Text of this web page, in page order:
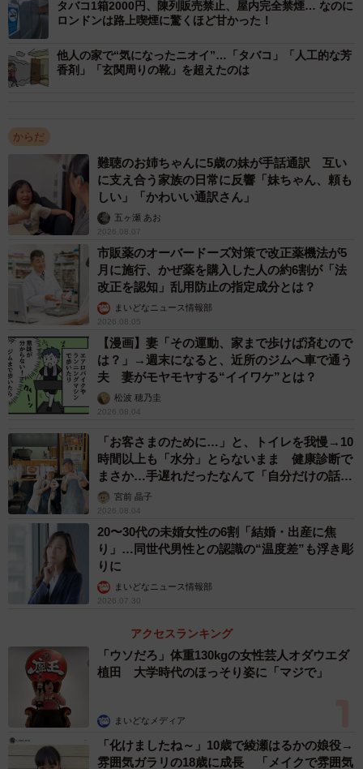
パートナーを選ぶ際に喫煙状況について（提供画像）
【年代別】パートナーを選ぶ際に喫煙状況について（提供画像）
次に、未婚またはパートナーがいない人を対象に、「パー
聞いたところ、「非喫煙者（タバコを吸わない人）を好
む」が1476票で67%、「どちらでも良い・気にしない」は
669票で30%、「喫煙者を好む」は56票で3%という結果に
なりました。
なお、20代から60代まで年齢層が上がるに連れて「どちら
でも良い・気にしない」を選択する割合が少しずつ増えて
いるものの、全世代で「非喫煙者（タバコを吸わない人）
際の喫煙条件に世代間での違いはほとんどみられませんで
した。
タバコ1箱2000円、陳列販売禁止、屋内完全禁煙… なのに
ロンドンは路上喫煙に驚くほど甘かった！
他人の家で“気になったニオイ”…「タバコ」「人工的な芳
香剤」「玄関周りの靴」を超えたのは
からだ
難聴のお姉ちゃんに5歳の妹が手話通訳 互い
に支え合う家族の日常に反響「妹ちゃん、頼も
しい」「かわいい通訳さん」
五ヶ瀬 あお
2026.08.07
市販薬のオーバードーズ対策で改正薬機法が5
月に施行、かぜ薬を購入した人の約6割が「法
改正を認知」乱用防止の指定成分とは？
まいどなニュース情報部
2026.08.05
【漫画】妻「その運動、家まで歩けば済むので
は？」→週末になると、近所のジムへ車で通う
夫 妻がモヤモヤする“イイワケ”とは？
松波 穂乃圭
2026.08.04
「お客さまのために…」と、トイレを我慢→10
時間以上も「水分」とらないまま 健康診断で
まさか…手遅れだったなんて「自分だけの話で
はなく、日本中で起きている問題では？」
宮前 晶子
2026.08.04
20〜30代の未婚女性の6割「結婚・出産に焦
り」…同世代男性との認識の“温度差”も浮き彫
りに
まいどなニュース情報部
2026.07.30
アクセスランキング
「ウソだろ」体重130kgの女性芸人オダウエダ
植田 大学時代のほっそり姿に「マジで」
まいどなメディア
「化けましたね～」10歳で綾瀬はるかの娘役→
雰囲気ガラリの18歳に成長 「メイクで雰囲気